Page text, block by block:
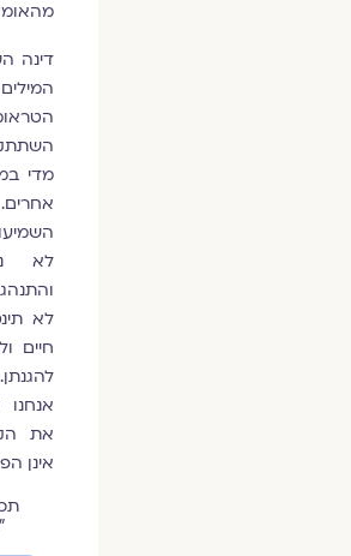
דינה
מדי
לא
לא
חיים
אנחנו
את
אינן